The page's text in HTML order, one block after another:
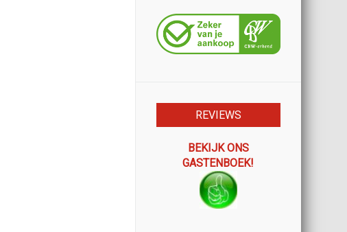
REVIEWS
BEKIJK ONS
GASTENBOEK!